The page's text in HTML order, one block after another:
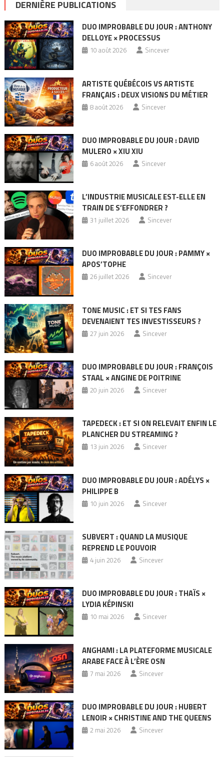
DERNIÈRE PUBLICATIONS
DUO IMPROBABLE DU JOUR : ANTHONY
DELLOYE × PROCESSUS
10 août 2026 Sincever
ARTISTE QUÉBÉCOIS VS ARTISTE
FRANÇAIS : DEUX VISIONS DU MÉTIER
8 août 2026 Sincever
DUO IMPROBABLE DU JOUR : DAVID
MULERO × XIU XIU
6 août 2026 Sincever
L’INDUSTRIE MUSICALE EST-ELLE EN
TRAIN DE S’EFFONDRER ?
31 juillet 2026 Sincever
DUO IMPROBABLE DU JOUR : PAMMY ×
APOS’TOPHE
26 juillet 2026 Sincever
TONE MUSIC : ET SI TES FANS
DEVENAIENT TES INVESTISSEURS ?
27 juin 2026 Sincever
DUO IMPROBABLE DU JOUR : FRANÇOIS
STAAL × ANGINE DE POITRINE
20 juin 2026 Sincever
TAPEDECK : ET SI ON RELEVAIT ENFIN LE
PLANCHER DU STREAMING ?
13 juin 2026 Sincever
DUO IMPROBABLE DU JOUR : ADÉLYS ×
PHILIPPE B
10 juin 2026 Sincever
SUBVERT : QUAND LA MUSIQUE
REPREND LE POUVOIR
4 juin 2026 Sincever
DUO IMPROBABLE DU JOUR : THAÏS ×
LYDIA KÉPINSKI
10 mai 2026 Sincever
ANGHAMI : LA PLATEFORME MUSICALE
ARABE FACE À L’ÈRE OSN
7 mai 2026 Sincever
DUO IMPROBABLE DU JOUR : HUBERT
LENOIR × CHRISTINE AND THE QUEENS
2 mai 2026 Sincever